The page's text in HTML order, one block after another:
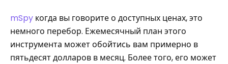
mSpy когда вы говорите о доступных ценах, это
немного перебор. Ежемесячный план этого
инструмента может обойтись вам примерно в
пятьдесят долларов в месяц. Более того, его может